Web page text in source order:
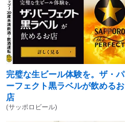
完璧な生ビール体験を。ザ・パ
ーフェクト黒ラベルが飲めるお
店
(サッポロビール)